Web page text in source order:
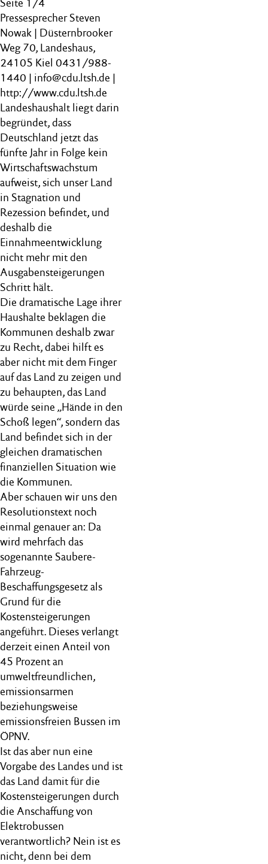
Seite 1/4
Pressesprecher Steven
Nowak | Düsternbrooker
Weg 70, Landeshaus,
24105 Kiel 0431/988-
1440 | info@cdu.ltsh.de |
http://www.cdu.ltsh.de
Landeshaushalt liegt darin
begründet, dass
Deutschland jetzt das
fünfte Jahr in Folge kein
Wirtschaftswachstum
aufweist, sich unser Land
in Stagnation und
Rezession befindet, und
deshalb die
Einnahmeentwicklung
nicht mehr mit den
Ausgabensteigerungen
Schritt hält.
Die dramatische Lage ihrer
Haushalte beklagen die
Kommunen deshalb zwar
zu Recht, dabei hilft es
aber nicht mit dem Finger
auf das Land zu zeigen und
zu behaupten, das Land
würde seine „Hände in den
Schoß legen“, sondern das
Land befindet sich in der
gleichen dramatischen
finanziellen Situation wie
die Kommunen.
Aber schauen wir uns den
Resolutionstext noch
einmal genauer an: Da
wird mehrfach das
sogenannte Saubere-
Fahrzeug-
Beschaffungsgesetz als
Grund für die
Kostensteigerungen
angeführt. Dieses verlangt
derzeit einen Anteil von
45 Prozent an
umweltfreundlichen,
emissionsarmen
beziehungsweise
emissionsfreien Bussen im
ÖPNV.
Ist das aber nun eine
Vorgabe des Landes und ist
das Land damit für die
Kostensteigerungen durch
die Anschaffung von
Elektrobussen
verantwortlich? Nein ist es
nicht, denn bei dem